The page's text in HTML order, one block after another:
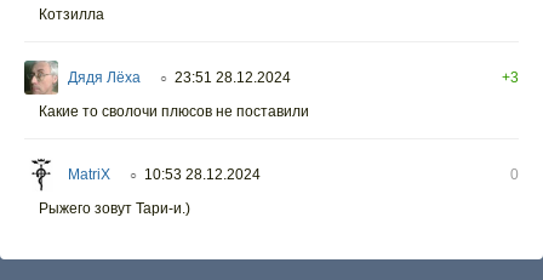
Котзилла
Дядя Лёха ○ 23:51 28.12.2024
+3
Какие то сволочи плюсов не поставили
MatriX ○ 10:53 28.12.2024
0
Рыжего зовут Тари-и.)